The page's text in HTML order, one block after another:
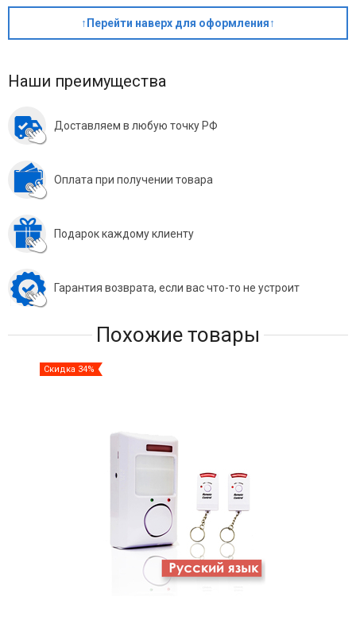
↑Перейти наверх для оформления↑
Наши преимущества
Доставляем в любую точку РФ
Оплата при получении товара
Подарок каждому клиенту
Гарантия возврата, если вас что-то не устроит
Похожие товары
Скидка 34%